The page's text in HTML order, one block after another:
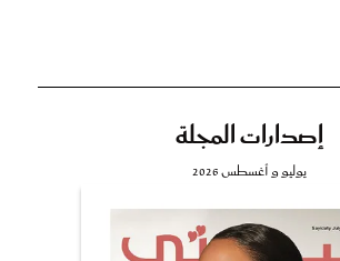
إصدارات المجلة
يوليو و أغسطس 2026